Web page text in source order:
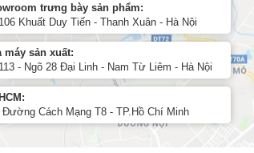
trưng bày sản phẩm:
Khuất Duy Tiến - Thanh Xuân - Hà Nội
máy sản xuất:
- Ngõ 28 Đại Linh - Nam Từ Liêm - Hà Nội
Đường Cách Mạng T8 - TP.Hồ Chí Minh